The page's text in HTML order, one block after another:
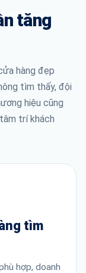
tăng
hàng đẹp
tìm thấy, đội
hiệu cũng
trí khách
tìm
hợp, doanh